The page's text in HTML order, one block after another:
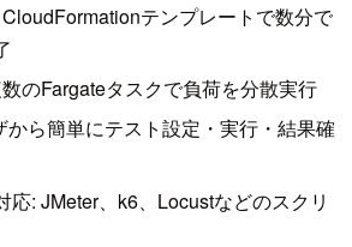
テンプレートで数分で
のFargateタスクで負荷を分散実行
から簡単にテスト設定・実行・結果確
応: JMeter、k6、Locustなどのスクリ